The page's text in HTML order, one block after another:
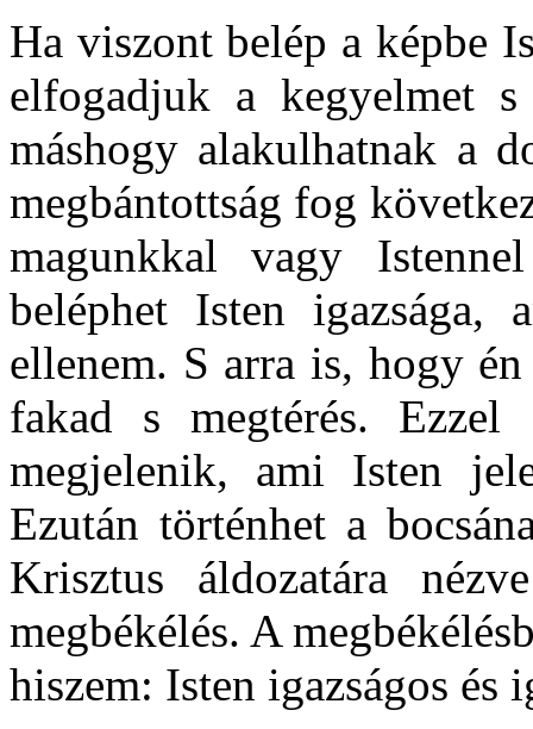
Ha viszont belép a képbe
elfogadjuk a kegyelmet
máshogy alakulhatnak a
megbántottság fog
magunkkal vagy
beléphet Isten igazsága,
ellenem. S arra is, hogy
fakad s megtérés.
megjelenik, ami Isten
Ezután történhet a
Krisztus áldozatára
megbékélés. A
hiszem: Isten igazságos és